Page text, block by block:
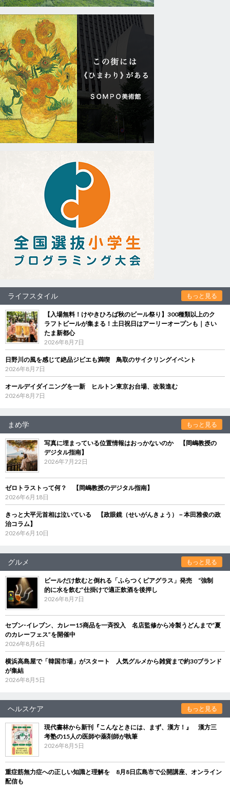
ライフスタイル もっと見る
【入場無料！けやきひろば秋のビール祭り】300種類以上のク
ラフトビールが集まる！土日祝日はアーリーオープンも｜さい
たま新都心
2026年8月7日
日野川の風を感じて絶品ジビエも満喫 鳥取のサイクリングイベント
2026年8月7日
オールデイダイニングを一新 ヒルトン東京お台場、改装進む
2026年8月7日
まめ学 もっと見る
写真に埋まっている位置情報はおっかないのか 【岡嶋教授の
デジタル指南】
2026年7月22日
ゼロトラストって何？ 【岡嶋教授のデジタル指南】
2026年6月18日
きっと大平元首相は泣いている 【政眼鏡（せいがんきょう）－本田雅俊の政
治コラム】
2026年6月10日
グルメ もっと見る
ビールだけ飲むと倒れる「ふらつくビアグラス」発売 “強制
的に水を飲む”仕掛けで適正飲酒を後押し
2026年8月7日
セブン‐イレブン、カレー15商品を一斉投入 名店監修から冷製うどんまで“夏
のカレーフェス”を開催中
2026年8月6日
横浜高島屋で「韓国市場」がスタート 人気グルメから雑貨まで約30ブランド
が集結
2026年8月5日
ヘルスケア もっと見る
現代書林から新刊『こんなときには、まず、漢方！』 漢方三
考塾の15人の医師や薬剤師が執筆
2026年8月5日
重症筋無力症への正しい知識と理解を 8月8日広島市で公開講座、オンライン
配信も